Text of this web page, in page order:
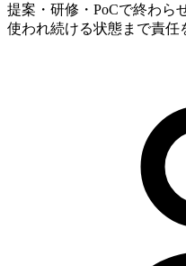
提案・研修・PoCで終わら
使われ続ける状態まで責任